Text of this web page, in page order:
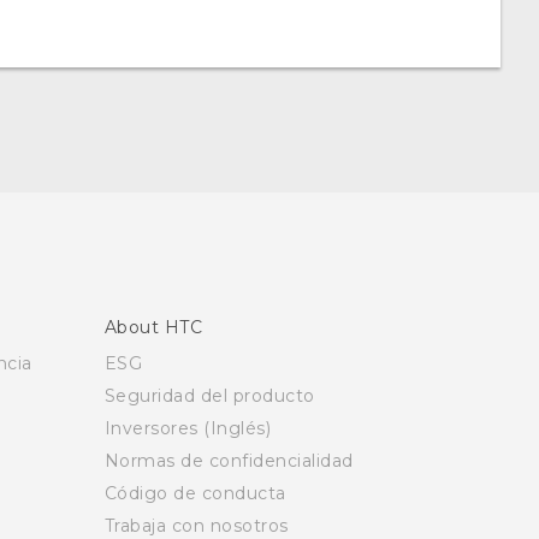
About HTC
ESG
Seguridad del producto
Inversores (Inglés)
Normas de confidencialidad
Código de conducta
Trabaja con nosotros